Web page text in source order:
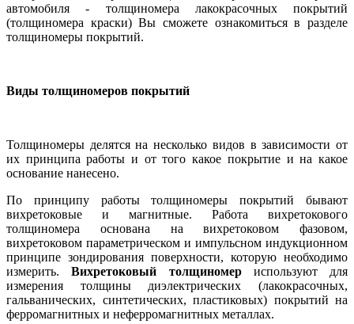
автомобиля - толщиномера лакокрасочных покрытий
(толщиномера краски) Вы сможете ознакомиться в разделе
толщиномеры покрытий.
Виды толщиномеров покрытий
Толщиномеры делятся на несколько видов в зависимости от
их принципа работы и от того какое покрытие и на какое
основание нанесено.
По принципу работы толщиномеры покрытий бывают
вихретоковые и магнитные. Работа вихретокового
толщиномера основана на вихретоковом фазовом,
вихретоковом параметрическом и импульсном индукционном
принципе зондирования поверхности, которую необходимо
измерить.Вихретоковый толщиномериспользуют для
измерения толщины диэлектрических (лакокрасочных,
гальванических, синтетических, пластиковых) покрытий на
ферромагнитных и неферромагнитных металлах.